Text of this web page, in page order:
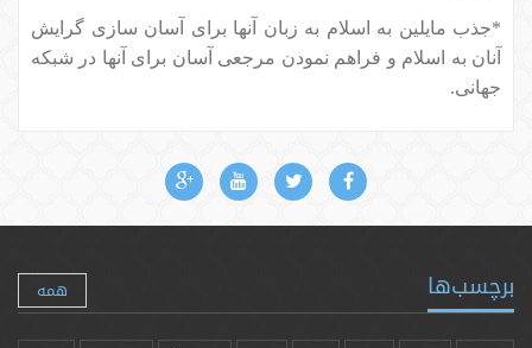
*جذب مایلین به اسلام به زبان آنها برای آسان سازی گرایش
آنان به اسلام و فراهم نمودن مرجعی آسان برای آنها در شبکه
جهانی.
برچسب‌ها همه